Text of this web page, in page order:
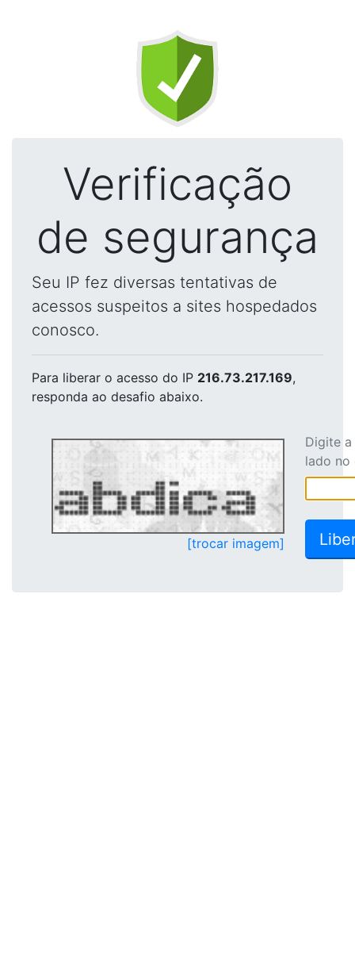
Verificação
de segurança
Seu IP fez diversas tentativas de
acessos suspeitos a sites hospedados
conosco.
Para liberar o acesso do IP 216.73.217.169,
responda ao desafio abaixo.
[trocar imagem]
Digite
lado no